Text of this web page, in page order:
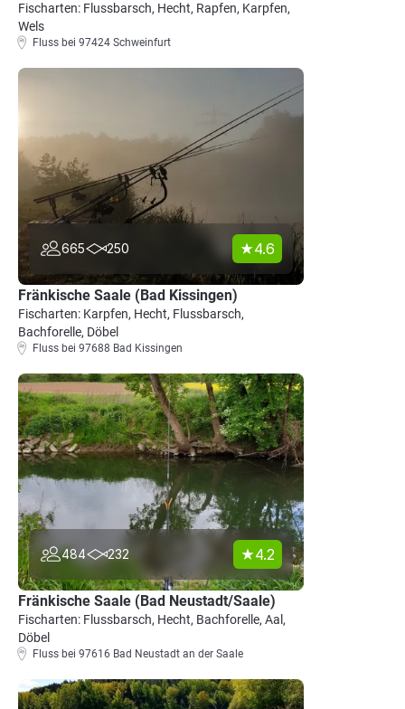
Fischarten: Flussbarsch, Hecht, Rapfen, Karpfen,
Wels
Fluss bei 97424 Schweinfurt
665 250 4.6
Fränkische Saale (Bad Kissingen)
Fischarten: Karpfen, Hecht, Flussbarsch,
Bachforelle, Döbel
Fluss bei 97688 Bad Kissingen
484 232 4.2
Fränkische Saale (Bad Neustadt/Saale)
Fischarten: Flussbarsch, Hecht, Bachforelle, Aal,
Döbel
Fluss bei 97616 Bad Neustadt an der Saale